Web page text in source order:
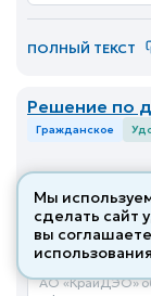
ПОЛНЫЙ ТЕКСТ
Решение по
Гражданское
О возмещении
в результате
ВВОДНАЯ ЧАСТЬ
АО «КрайДЭО»
Мы
сделать сайт
вы